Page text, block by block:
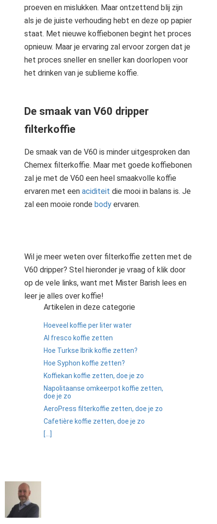
proeven en mislukken. Maar ontzettend blij zijn
als je de juiste verhouding hebt en deze op papier
staat. Met nieuwe koffiebonen begint het proces
opnieuw. Maar je ervaring zal ervoor zorgen dat je
het proces sneller en sneller kan doorlopen voor
het drinken van je sublieme koffie.
De smaak van V60 dripper
filterkoffie
De smaak van de V60 is minder uitgesproken dan
Chemex filterkoffie. Maar met goede koffiebonen
zal je met de V60 een heel smaakvolle koffie
ervaren met een aciditeit die mooi in balans is. Je
zal een mooie ronde body ervaren.
Wil je meer weten over filterkoffie zetten met de
V60 dripper? Stel hieronder je vraag of klik door
op de vele links, want met Mister Barish lees en
leer je alles over koffie!
Artikelen in deze categorie
Hoeveel koffie per liter water
Al fresco koffie zetten
Hoe Turkse Ibrik koffie zetten?
Hoe Syphon koffie zetten?
Koffiekan koffie zetten, doe je zo
Napolitaanse omkeerpot koffie zetten,
doe je zo
AeroPress filterkoffie zetten, doe je zo
Cafetière koffie zetten, doe je zo
[...]